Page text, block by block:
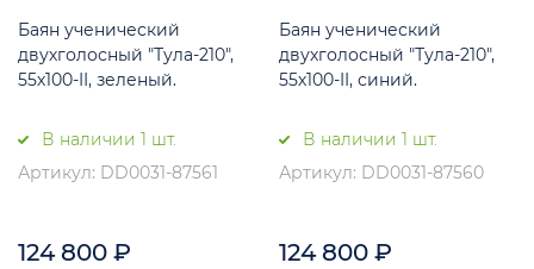
Баян ученический
двухголосный "Тула-210",
55х100-II, зеленый.
В наличии 1 шт.
Артикул: DD0031-87561
124 800 ₽
Баян ученический
двухголосный "Тула-210",
55х100-II, синий.
В наличии 1 шт.
Артикул: DD0031-87560
124 800 ₽